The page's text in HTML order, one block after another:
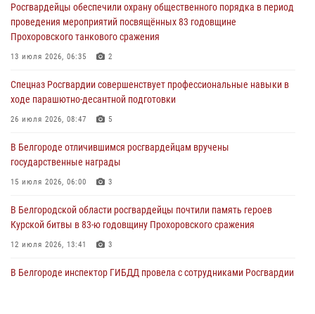
«Я расскажу вам о Герое»: история подполковника милиции в
отставке Виктора Хайрулика (видео)
03 августа 2026, 10:37
сборов «Армата» в Белгородской области
03 августа 2026, 10:12
безопасность празднования Дня воздушно-десантных войск
03 августа 2026, 08:07
Росгвардейцы обеспечили охрану общественного порядка в период
проведения мероприятий посвящённых 83 годовщине
Прохоровского танкового сражения
13 июля 2026, 06:35 2
Спецназ Росгвардии совершенствует профессиональные навыки в
ходе парашютно-десантной подготовки
26 июля 2026, 08:47 5
В Белгороде отличившимся росгвардейцам вручены
государственные награды
15 июля 2026, 06:00 3
В Белгородской области росгвардейцы почтили память героев
Курской битвы в 83-ю годовщину Прохоровского сражения
12 июля 2026, 13:41 3
В Белгороде инспектор ГИБДД провела с сотрудниками Росгвардии